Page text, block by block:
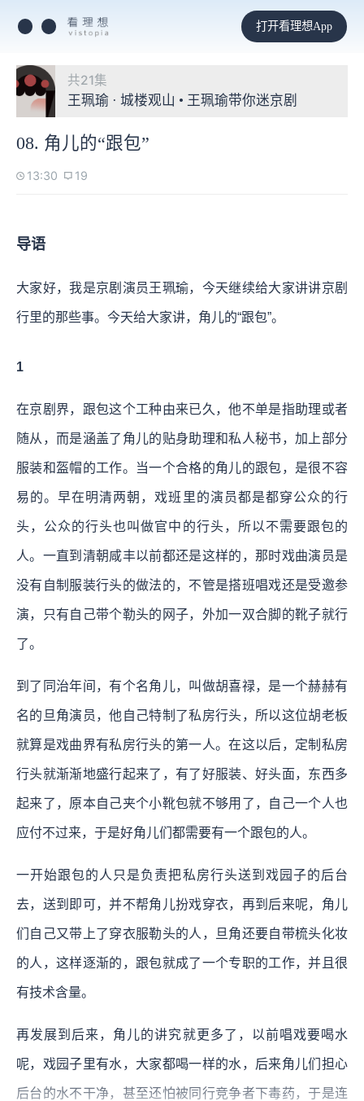
打开看理想App
共21集
王珮瑜 · 城楼观山 • 王珮瑜带你迷京剧
08. 角儿的“跟包”
13:30 19
导语
大家好，我是京剧演员王珮瑜，今天继续给大家讲讲京剧
行里的那些事。今天给大家讲，角儿的“跟包”。
1
在京剧界，跟包这个工种由来已久，他不单是指助理或者
随从，而是涵盖了角儿的贴身助理和私人秘书，加上部分
服装和盔帽的工作。当一个合格的角儿的跟包，是很不容
易的。早在明清两朝，戏班里的演员都是都穿公众的行
头，公众的行头也叫做官中的行头，所以不需要跟包的
人。一直到清朝咸丰以前都还是这样的，那时戏曲演员是
没有自制服装行头的做法的，不管是搭班唱戏还是受邀参
演，只有自己带个勒头的网子，外加一双合脚的靴子就行
了。
到了同治年间，有个名角儿，叫做胡喜禄，是一个赫赫有
名的旦角演员，他自己特制了私房行头，所以这位胡老板
就算是戏曲界有私房行头的第一人。在这以后，定制私房
行头就渐渐地盛行起来了，有了好服装、好头面，东西多
起来了，原本自己夹个小靴包就不够用了，自己一个人也
应付不过来，于是好角儿们都需要有一个跟包的人。
一开始跟包的人只是负责把私房行头送到戏园子的后台
去，送到即可，并不帮角儿扮戏穿衣，再到后来呢，角儿
们自己又带上了穿衣服勒头的人，旦角还要自带梳头化妆
的人，这样逐渐的，跟包就成了一个专职的工作，并且很
有技术含量。
再发展到后来，角儿的讲究就更多了，以前唱戏要喝水
呢，戏园子里有水，大家都喝一样的水，后来角儿们担心
后台的水不干净，甚至还怕被同行竞争者下毒药，于是连